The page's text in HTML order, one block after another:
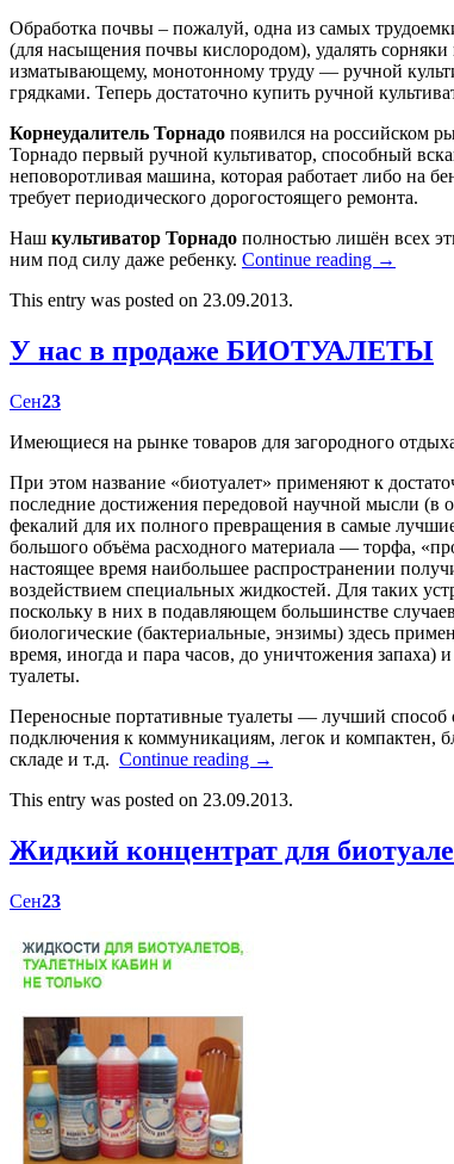
Обработка почвы – пожалуй, одна из самых
(для насыщения почвы кислородом), удалять
изматывающему, монотонному труду — ручной
грядками. Теперь достаточно купить ручной
Корнеудалитель Торнадо появился на российском
Торнадо первый ручной культиватор, способный
неповоротливая машина, которая работает либо на
требует периодического дорогостоящего ремонта.
Наш культиватор Торнадо полностью лишён всех
ним под силу даже ребенку. Continue reading →
This entry was posted on 23.09.2013.
У нас в продаже БИОТУАЛЕТЫ
Сен23
Имеющиеся на рынке товаров для загородного
При этом название «биотуалет» применяют к
последние достижения передовой научной мысли
фекалий для их полного превращения в самые
большого объёма расходного материала — торфа,
настоящее время наибольшее распространении
воздействием специальных жидкостей. Для таких
поскольку в них в подавляющем большинстве
биологические (бактериальные, энзимы) здесь
время, иногда и пара часов, до уничтожения запаха)
туалеты.
Переносные портативные туалеты — лучший способ
подключения к коммуникациям, легок и компактен,
складе и т.д. Continue reading →
This entry was posted on 23.09.2013.
Жидкий концентрат для
Сен23